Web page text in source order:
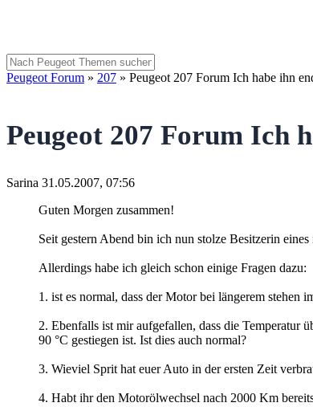
Peugeot Forum » 207 » Peugeot 207 Forum Ich habe ihn
Peugeot 207 Forum Ich
Sarina 31.05.2007, 07:56
Guten Morgen zusammen!
Seit gestern Abend bin ich nun stolze Besitzerin
Allerdings habe ich gleich schon einige Fragen dazu:
1. ist es normal, dass der Motor bei längerem stehen
2. Ebenfalls ist mir aufgefallen, dass die Temperatur
90 °C gestiegen ist. Ist dies auch normal?
3. Wieviel Sprit hat euer Auto in der ersten Zeit
4. Habt ihr den Motorölwechsel nach 2000 Km